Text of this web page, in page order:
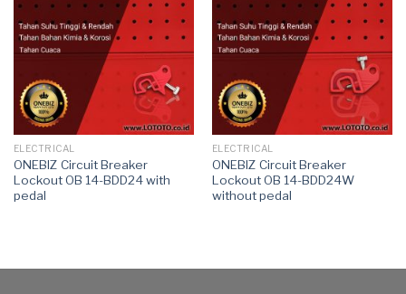
ELECTRICAL
ONEBIZ Circuit Breaker
Lockout OB 14-BDD24 with
pedal
ELECTRICAL
ONEBIZ Circuit Breaker
Lockout OB 14-BDD24W
without pedal